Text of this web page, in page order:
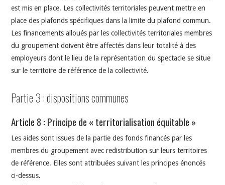
est mis en place. Les collectivités territoriales peuvent mettre en
place des plafonds spécifiques dans la limite du plafond commun.
Les financements alloués par les collectivités territoriales membres
du groupement doivent être affectés dans leur totalité à des
employeurs dont le lieu de la représentation du spectacle se situe
sur le territoire de référence de la collectivité.
Partie 3 : dispositions communes
Article 8 : Principe de « territorialisation équitable »
Les aides sont issues de la partie des fonds financés par les
membres du groupement avec redistribution sur leurs territoires
de référence. Elles sont attribuées suivant les principes énoncés
ci-dessus.